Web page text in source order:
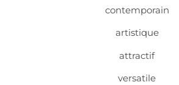
contemporain
artistique
attractif
versatile